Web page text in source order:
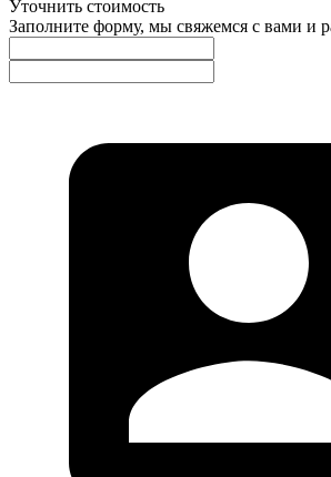
Уточнить стоимость
Заполните форму, мы свяжемся с вами и